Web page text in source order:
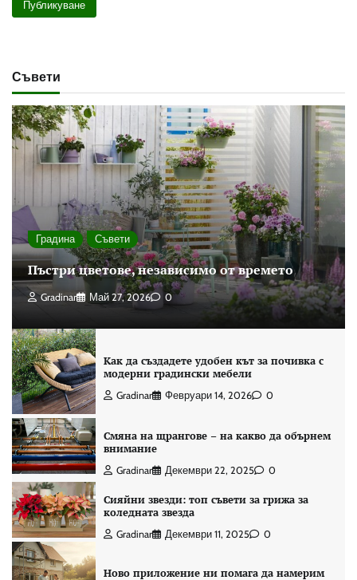
Съвети
Градина Съвети
Пъстри цветове, независимо от времето
Gradinar Май 27, 2026 0
Как да създадете удобен кът за почивка с
модерни градински мебели
Gradinar Февруари 14, 2026 0
Смяна на щрангове – на какво да обърнем
внимание
Gradinar Декември 22, 2025 0
Сияйни звезди: топ съвети за грижа за
коледната звезда
Gradinar Декември 11, 2025 0
Ново приложение ни помага да намерим